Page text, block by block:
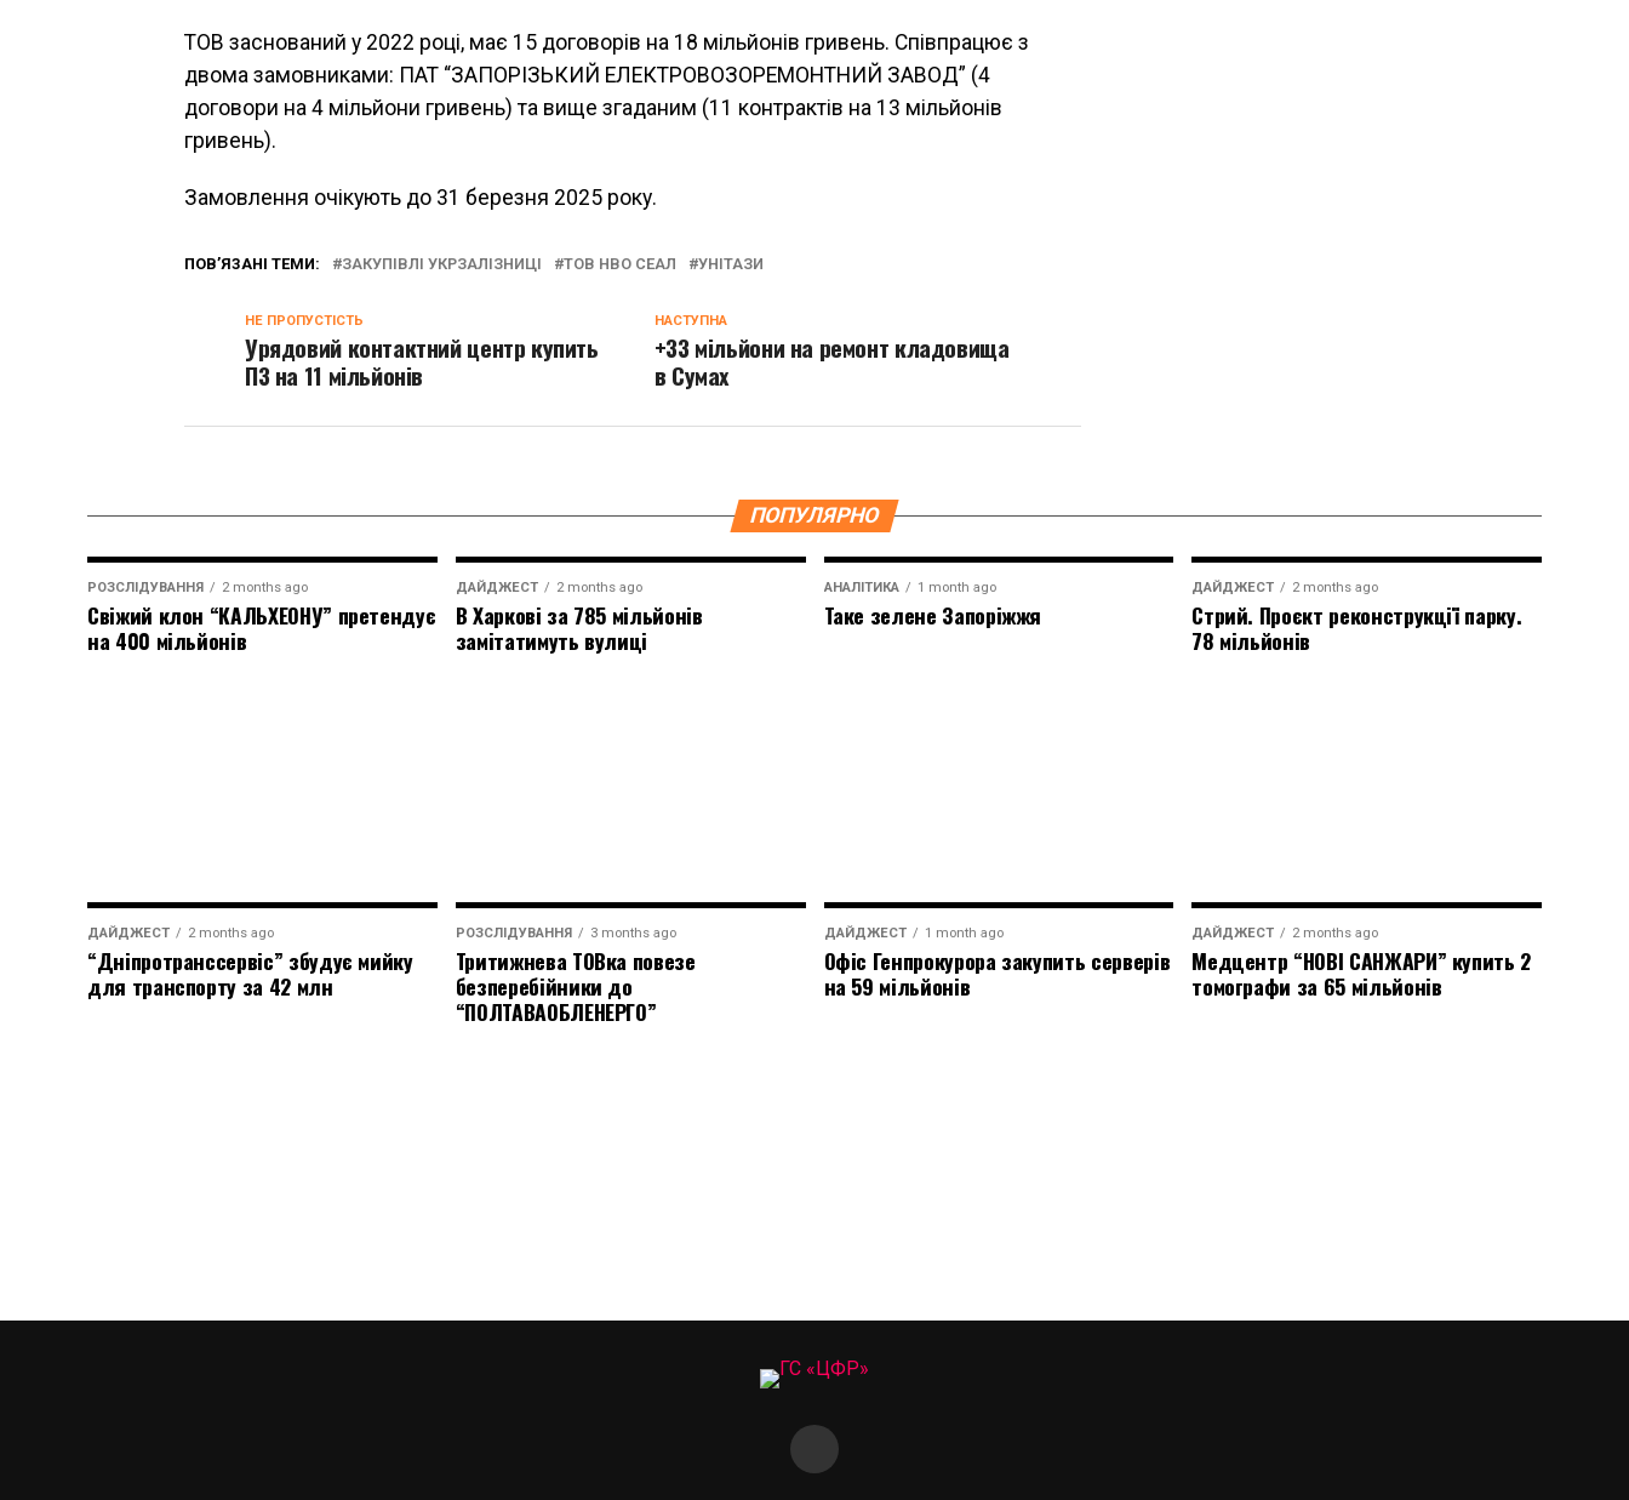
ТОВ заснований у 2022 році, має 15 договорів на 18 мільйонів гривень. Співпрацює з
двома замовниками: ПАТ “ЗАПОРІЗЬКИЙ ЕЛЕКТРОВОЗОРЕМОНТНИЙ ЗАВОД” (4
договори на 4 мільйони гривень) та вище згаданим (11 контрактів на 13 мільйонів
гривень).
Замовлення очікують до 31 березня 2025 року.
ПОВ’ЯЗАНІ ТЕМИ: ЗАКУПІВЛІ УКРЗАЛІЗНИЦІ ТОВ НВО СЕАЛ УНІТАЗИ
НАСТУПНА
+33 мільйони на ремонт кладовища
в Сумах
НЕ ПРОПУСТІСТЬ
Урядовий контактний центр купить
ПЗ на 11 мільйонів
ПОПУЛЯРНО
РОЗСЛІДУВАННЯ 2 months ago
Свіжий клон “КАЛЬХЕОНУ” претендує
на 400 мільйонів
ДАЙДЖЕСТ 2 months ago
В Харкові за 785 мільйонів
замітатимуть вулиці
АНАЛІТИКА 1 month ago
Таке зелене Запоріжжя
ДАЙДЖЕСТ 2 months ago
Стрий. Проєкт реконструкції парку.
78 мільйонів
ДАЙДЖЕСТ 2 months ago
“Дніпротранссервіс” збудує мийку
для транспорту за 42 млн
РОЗСЛІДУВАННЯ 3 months ago
Тритижнева ТОВка повезе
безперебійники до
“ПОЛТАВАОБЛЕНЕРГО”
ДАЙДЖЕСТ 1 month ago
Офіс Генпрокурора закупить серверів
на 59 мільйонів
ДАЙДЖЕСТ 2 months ago
Медцентр “НОВІ САНЖАРИ” купить 2
томографи за 65 мільйонів